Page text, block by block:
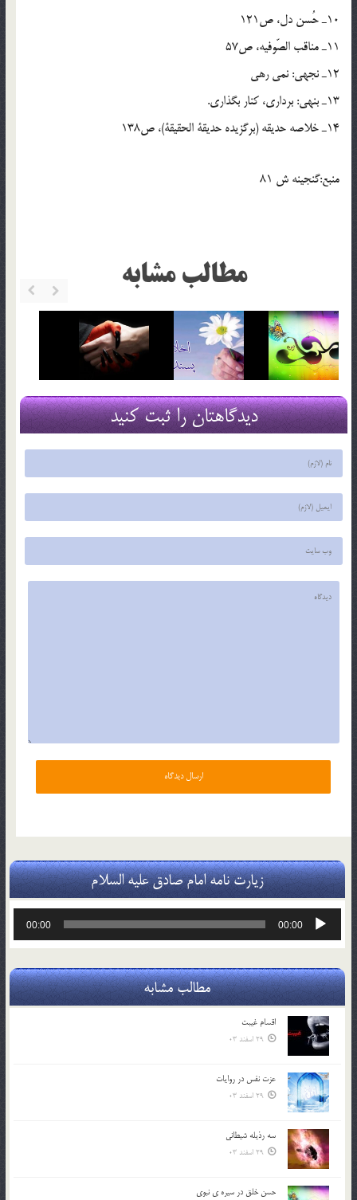
10ـ حُسن دل، ص121
11ـ مناقب الصّوفيه، ص57
12ـ نجهي: نمي رهي
13ـ بنهي: برداري، کنار بگذاري.
14ـ خلاصه حديقه (برگزيده حديقة الحقيقة)، ص138
منبع:گنجينه ش 81
مطالب مشابه
دیدگاهتان را ثبت کنید
زیارت نامه امام صادق علیه السلام
پخش‌کننده
00:00
00:00
مطالب مشابه
اقسام غيبت
29 اسفند 03
عزت نفس در روايات
29 اسفند 03
سه رذیله شیطانی
29 اسفند 03
حسن خلق در سيره ي نبوي